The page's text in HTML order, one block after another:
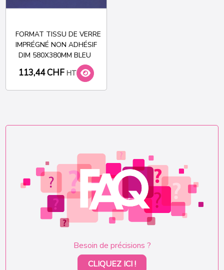
Besoin de précisions ?
CLIQUEZ ICI !
FORMAT TISSU DE VERRE
IMPRÉGNÉ NON ADHÉSIF
DIM 580X380MM BLEU
113,44 CHF HT